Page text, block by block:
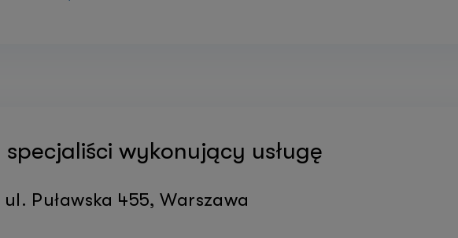
specjaliści wykonujący usługę
Puławska 455, Warszawa